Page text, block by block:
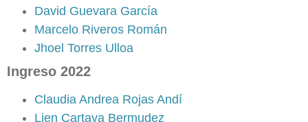
David Guevara García
Marcelo Riveros Román
Jhoel Torres Ulloa
Ingreso 2022
Claudia Andrea Rojas Andí
Lien Cartaya Bermudez